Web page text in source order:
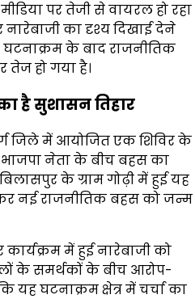
पर तेजी से वायरल हो रहा
का दृश्य दिखाई देने
घटनाक्रम के बाद राजनीतिक
तेज हो गया है।
है सुशासन तिहार
जिले में आयोजित एक शिविर के
नेता के बीच बहस का
के ग्राम गोढ़ी में हुई यह
नई राजनीतिक बहस को जन्म
में हुई नारेबाजी को
के समर्थकों के बीच आरोप-
यह घटनाक्रम क्षेत्र में चर्चा का